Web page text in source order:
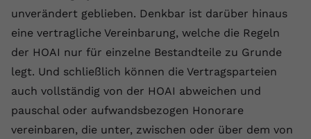
unverändert geblieben. Denkbar ist darüber hinaus
eine vertragliche Vereinbarung, welche die Regeln
der HOAI nur für einzelne Bestandteile zu Grunde
legt. Und schließlich können die Vertragsparteien
auch vollständig von der HOAI abweichen und
pauschal oder aufwandsbezogen Honorare
vereinbaren, die unter, zwischen oder über dem von
Anbieter Youtube.com
Laufzeit Session
YouTube setzt diesen Cookie, um die
Videopräferenzen des Benutzers zu
speichern, der eingebettete YouTube-
Videos verwendet.